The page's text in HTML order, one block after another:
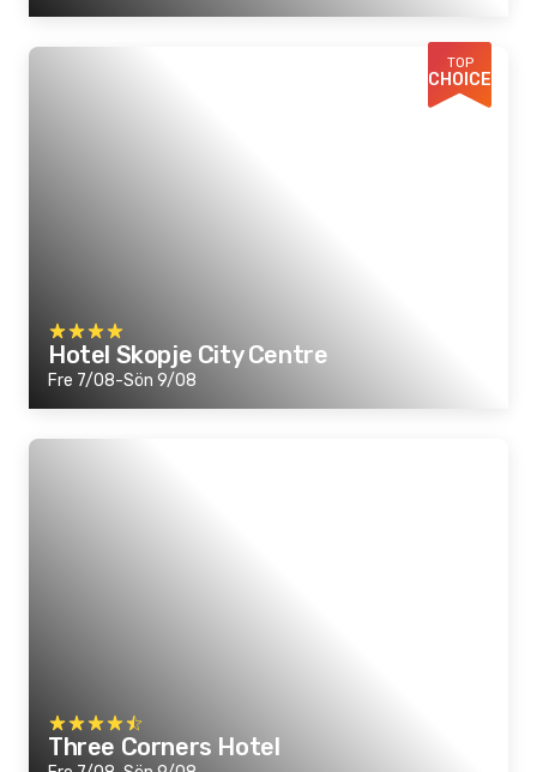
TOP
CHOICE
Hotel Skopje City Centre
Fre 7/08-Sön 9/08
Three Corners Hotel